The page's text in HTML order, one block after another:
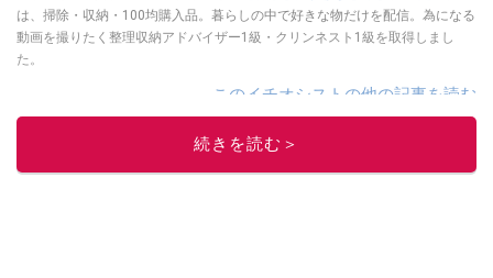
は、掃除・収納・100均購入品。暮らしの中で好きな物だけを配信。為になる
動画を撮りたく整理収納アドバイザー1級・クリンネスト1級を取得しまし
た。
このイチオシストの他の記事を読む
続きを読む＞